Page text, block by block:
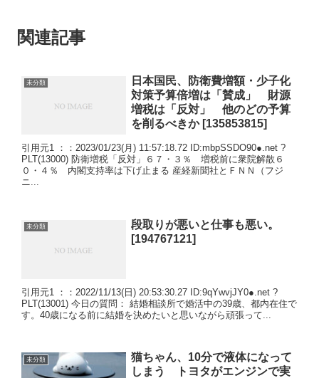
関連記事
未分類
日本国民、防衛費増額・少子化
対策予算倍増は「賛成」 財源
増税は「反対」 他のどの予算
を削るべきか [135853815]
引用元1 ：：2023/01/23(月) 11:57:18.72 ID:mbpSSDO90●.net ?
PLT(13000) 防衛増税「反対」６７・３％ 増税前に衆院解散６
０・４％ 内閣支持率は下げ止まる 産経新聞社とＦＮＮ（フジ
ニ...
未分類
段取りが悪いと仕事も悪い。
[194767121]
引用元1 ：：2022/11/13(日) 20:53:30.27 ID:9qYwvjJY0●.net ?
PLT(13001) 今日の質問： 結婚相談所で婚活中の39歳、都内在住で
す。40歳になる前に結婚を決めたいと思いながら頑張って...
未分類
猫ちゃん、10分で液体になって
しまう トヨタがエンジンで実